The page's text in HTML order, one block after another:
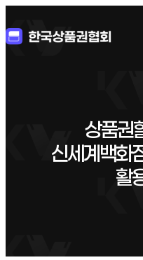
상품권
신세계백화
활